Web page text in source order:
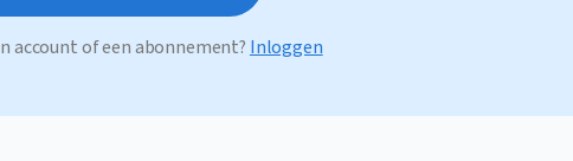
account of een abonnement? Inloggen